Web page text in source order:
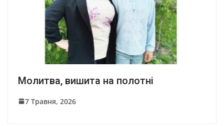
Молитва, вишита на полотні
7 Травня, 2026